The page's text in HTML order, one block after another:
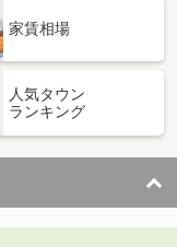
家賃相場
人気タウン
ランキング